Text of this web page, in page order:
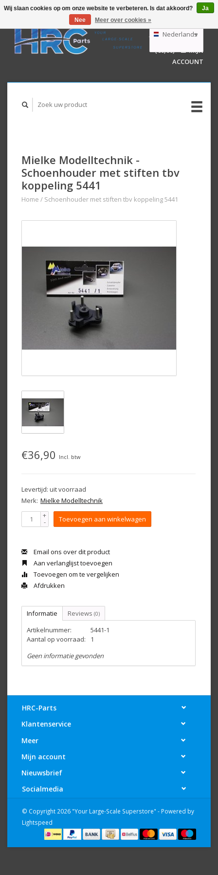
GBP
AUD
Nederlands
Deutsch
English
WINKELWAGEN
(€0,00)
MIJN
ACCOUNT
Mielke Modelltechnik -
Schoenhouder met stiften tbv
koppeling 5441
Home / Schoenhouder met stiften tbv koppeling 5441
€36,90 Incl. btw
Levertijd: uit voorraad
Merk: Mielke Modelltechnik
+
- Toevoegen aan winkelwagen
Email ons over dit product
Aan verlanglijst toevoegen
Toevoegen om te vergelijken
Afdrukken
Informatie Reviews (0)
Artikelnummer:
5441-1
Aantal op voorraad:
1
Geen informatie gevonden
HRC-Parts
Klantenservice
Meer
Mijn account
Nieuwsbrief
Socialmedia
© Copyright 2026 "Your Large-Scale Superstore" - Powered by
Lightspeed
Wij slaan cookies op om onze website te verbeteren. Is dat akkoord?
Ja
Nee
Meer over cookies »